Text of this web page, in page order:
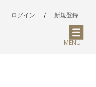
ログイン / 新規登録
MENU